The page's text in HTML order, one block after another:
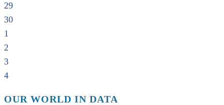
29
30
1
2
3
4
OUR WORLD IN DATA